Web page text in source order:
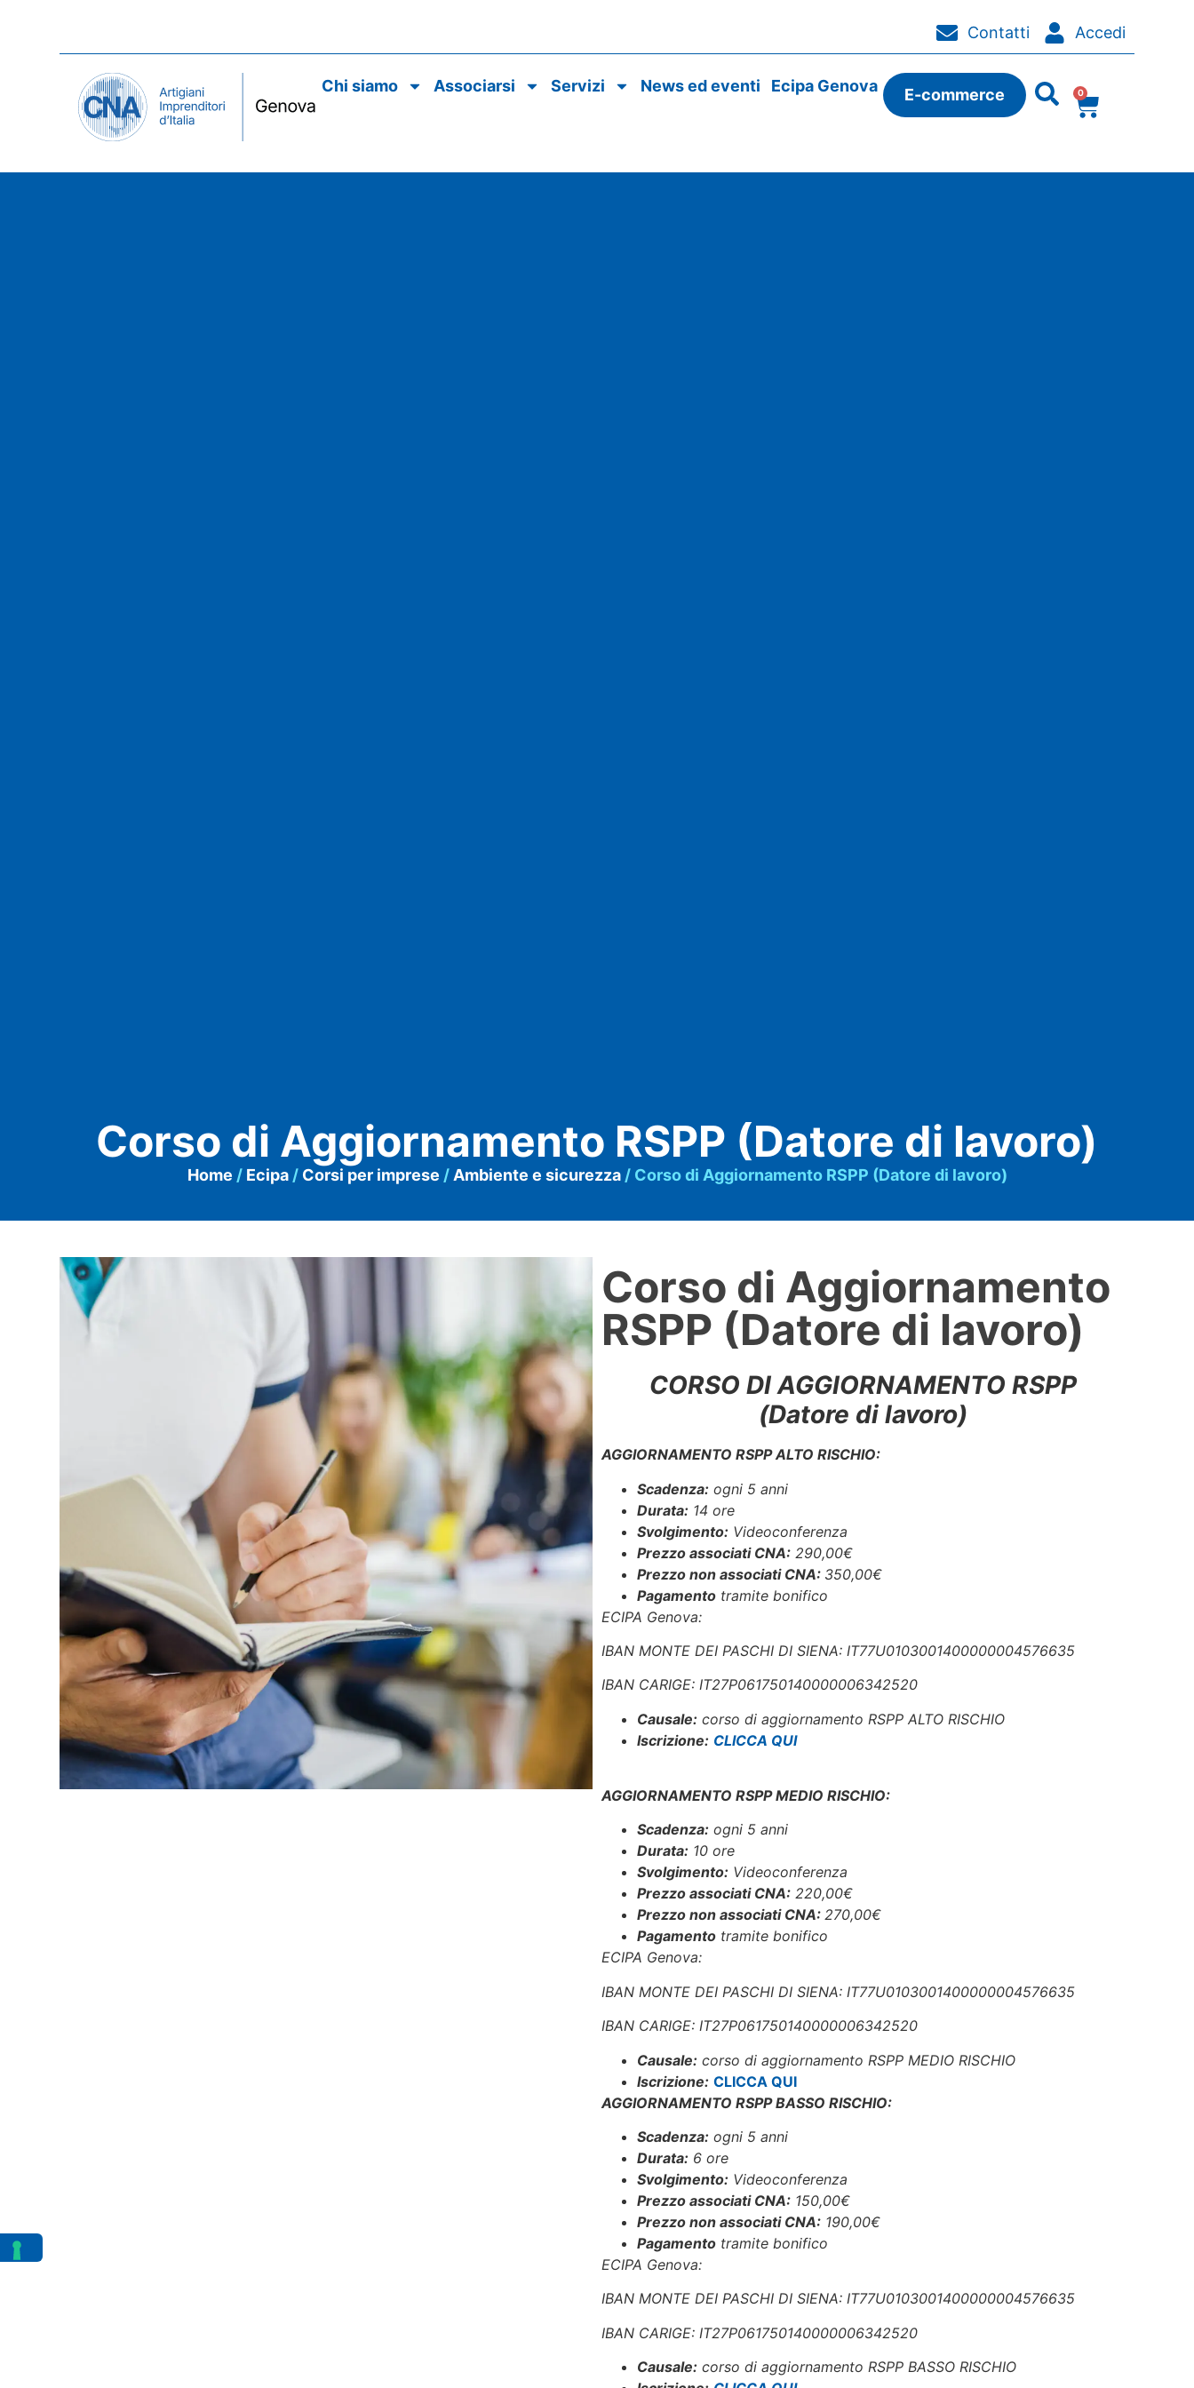
Contatti Accedi
Chi siamo Associarsi Servizi News ed eventi Ecipa Genova E-commerce 0
Corso di Aggiornamento RSPP (Datore di lavoro)
Home / Ecipa/ Corsi per imprese /Ambiente e sicurezza/ Corso di Aggiornamento RSPP (Datore di lavoro)
Corso di Aggiornamento
RSPP (Datore di lavoro)
CORSO DI AGGIORNAMENTO RSPP
(Datore di lavoro)
AGGIORNAMENTO RSPP ALTO RISCHIO:
Scadenza: ogni 5 anni
Durata: 14 ore
Svolgimento: Videoconferenza
Prezzo associati CNA:290,00€
Prezzo non associati CNA: 350,00€
Pagamentotramite bonifico
ECIPA Genova:
IBAN MONTE DEI PASCHI DI SIENA: IT77U0103001400000004576635
IBAN CARIGE: IT27P061750140000006342520
Causale: corso di aggiornamento RSPP ALTO RISCHIO
Iscrizione: CLICCA QUI
AGGIORNAMENTO RSPP MEDIO RISCHIO:
Scadenza: ogni 5 anni
Durata: 10 ore
Svolgimento: Videoconferenza
Prezzo associati CNA:220,00€
Prezzo non associati CNA: 270,00€
Pagamentotramite bonifico
ECIPA Genova:
IBAN MONTE DEI PASCHI DI SIENA: IT77U0103001400000004576635
IBAN CARIGE: IT27P061750140000006342520
Causale: corso di aggiornamento RSPP MEDIO RISCHIO
Iscrizione: CLICCA QUI
AGGIORNAMENTO RSPP BASSO RISCHIO:
Scadenza: ogni 5 anni
Durata: 6 ore
Svolgimento: Videoconferenza
Prezzo associati CNA:150,00€
Prezzo non associati CNA:190,00€
Pagamentotramite bonifico
ECIPA Genova:
IBAN MONTE DEI PASCHI DI SIENA: IT77U0103001400000004576635
IBAN CARIGE: IT27P061750140000006342520
Causale: corso di aggiornamento RSPP BASSO RISCHIO